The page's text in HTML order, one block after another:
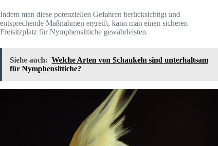
Indem man diese potenziellen Gefahren berücksichtigt und
entsprechende Maßnahmen ergreift, kann man einen sicheren
Freisitzplatz für Nymphensittiche gewährleisten.
Siehe auch: Welche Arten von Schaukeln sind unterhaltsam
für Nymphensittiche?